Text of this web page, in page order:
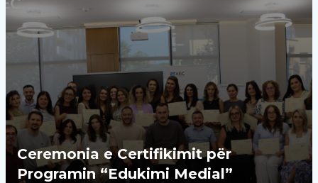
Ceremonia e Certifikimit për
Programin “Edukimi Medial”